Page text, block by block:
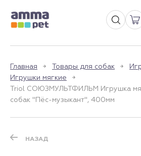
Главная Товары для собак
Игрушки мягкие
Triol СОЮЗМУЛЬТФИЛЬМ Игрушка
собак "Пёс-музыкант", 400мм
НАЗАД